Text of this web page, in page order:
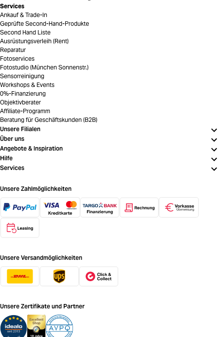
Services
Ankauf & Trade-In
Geprüfte Second-Hand-Produkte
Second Hand Liste
Ausrüstungsverleih (Rent)
Reparatur
Fotoservices
Fotostudio (München Sonnenstr.)
Sensorreinigung
Workshops & Events
0%-Finanzierung
Objektivberater
Affiliate-Programm
Beratung für Geschäftskunden (B2B)
Unsere Filialen
Über uns
Angebote & Inspiration
Hilfe
Services
Unsere Zahlmöglichkeiten
Unsere Versandmöglichkeiten
Unsere Zertifikate und Partner